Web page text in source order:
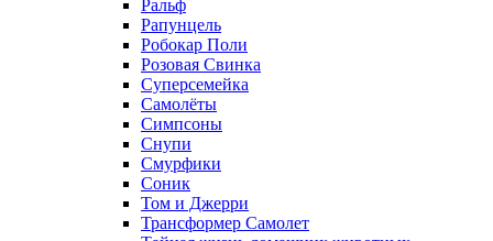
Ральф
Рапунцель
Робокар Поли
Розовая Свинка
Суперсемейка
Самолёты
Симпсоны
Снупи
Смурфики
Соник
Том и Джерри
Трансформер Самолет